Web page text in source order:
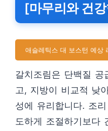
[마무리와 건
애슬레틱스 대 보스턴 예상
갈치조림은 단백질 공
고, 지방이 비교적 낮
성에 유리합니다. 조
도하게 조절하기보다